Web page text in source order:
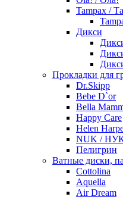
Tampax /
Дикси
Прокладки для
Dr.Skipp
Bebe D`or
Bella
Happy Care
Helen
NUK /
Пелигрин
Ватные диски,
Cottolina
Aquella
Air Dream